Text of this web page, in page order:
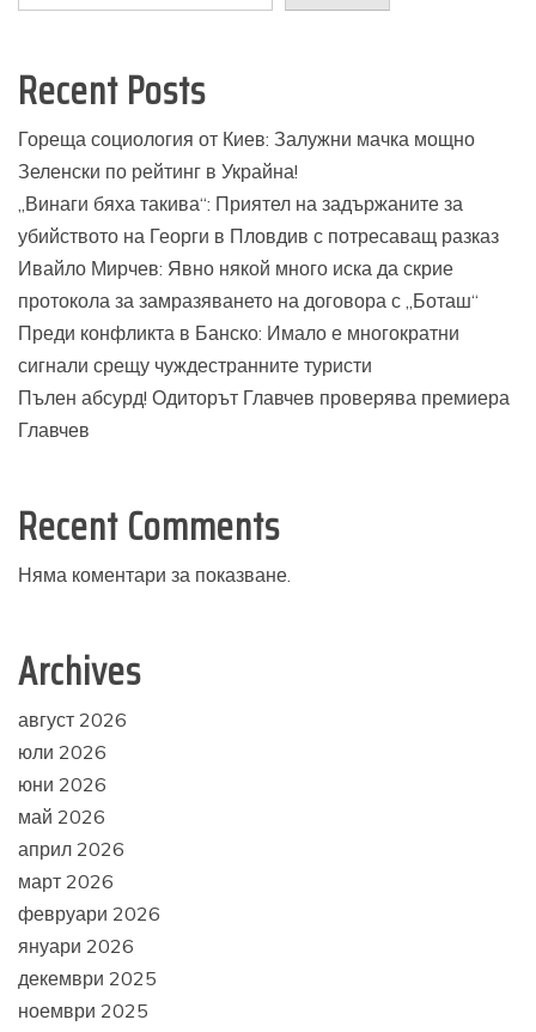
Recent Posts
Гореща социология от Киев: Залужни мачка мощно
Зеленски по рейтинг в Украйна!
„Винаги бяха такива“: Приятел на задържаните за
убийството на Георги в Пловдив с потресаващ разказ
Ивайло Мирчев: Явно някой много иска да скрие
протокола за замразяването на договора с „Боташ“
Преди конфликта в Банско: Имало е многократни
сигнали срещу чуждестранните туристи
Пълен абсурд! Одиторът Главчев проверява премиера
Главчев
Recent Comments
Няма коментари за показване.
Archives
август 2026
юли 2026
юни 2026
май 2026
април 2026
март 2026
февруари 2026
януари 2026
декември 2025
ноември 2025